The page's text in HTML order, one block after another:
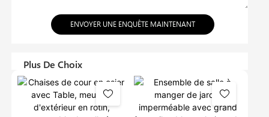
ENVOYER UNE ENQUÊTE MAINTENANT
Plus De Choix